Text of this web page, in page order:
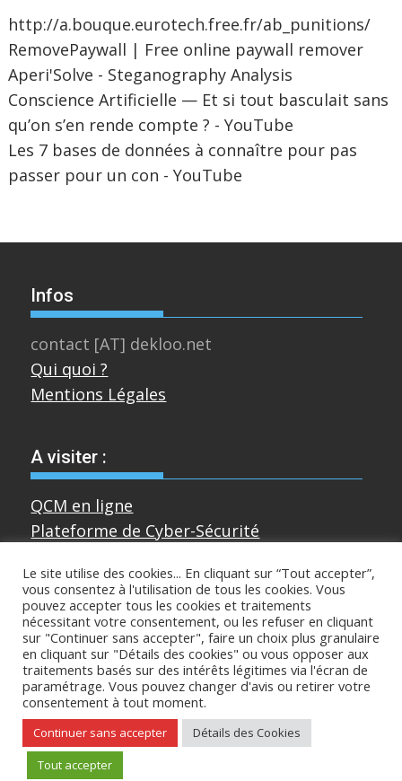
http://a.bouque.eurotech.free.fr/ab_punitions/
RemovePaywall | Free online paywall remover
Aperi'Solve - Steganography Analysis
Conscience Artificielle — Et si tout basculait sans
qu’on s’en rende compte ? - YouTube
Les 7 bases de données à connaître pour pas
passer pour un con - YouTube
Infos
contact [AT] dekloo.net
Qui quoi ?
Mentions Légales
A visiter :
QCM en ligne
Plateforme de Cyber-Sécurité
Divers
Sur mastodon
Copyright © All rights reserved
Proudly powered by WordPress |Theme:
SuperMag by
Le site utilise des cookies... En cliquant sur “Tout accepter”,
vous consentez à l'utilisation de tous les cookies. Vous
pouvez accepter tous les cookies et traitements
nécessitant votre consentement, ou les refuser en cliquant
sur "Continuer sans accepter", faire un choix plus granulaire
en cliquant sur "Détails des cookies" ou vous opposer aux
traitements basés sur des intérêts légitimes via l'écran de
paramétrage. Vous pouvez changer d'avis ou retirer votre
consentement à tout moment.
Continuer sans accepter
Détails des Cookies
Tout accepter